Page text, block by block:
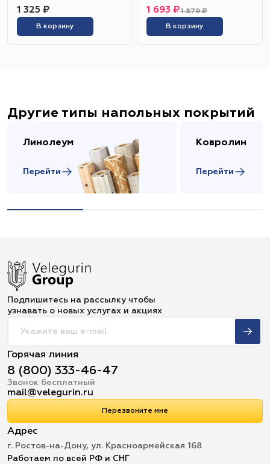
1 325 ₽
В корзину
1 879 ₽
1 693 ₽
В корзину
Другие типы напольных покрытий
Линолеум
Перейти
Ковролин
Перейти
Подпишитесь на рассылку чтобы
узнавать о новых услугах и акциях
Горячая линия
8 (800) 333-46-47
Звонок бесплатный
mail@velegurin.ru
Перезвоните мне
Адрес
г. Ростов-на-Дону, ул. Красноармейская 168
Работаем по всей РФ и СНГ